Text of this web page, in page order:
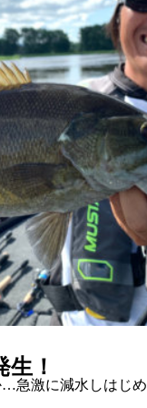
！
…急激に減水しはじめ